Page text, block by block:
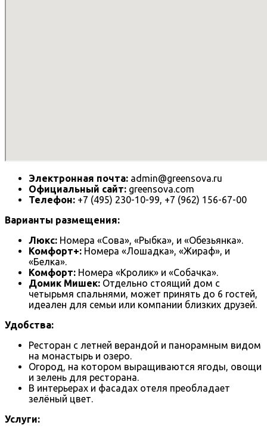
Электронная почта: admin@greensova.ru
Официальный сайт: greensova.com
Телефон: +7 (495) 230-10-99, +7 (962) 156-67-00
Варианты размещения:
Люкс: Номера «Сова», «Рыбка», и «Обезьянка».
Комфорт+: Номера «Лошадка», «Жираф», и
«Белка».
Комфорт: Номера «Кролик» и «Собачка».
Домик Мишек: Отдельно стоящий дом с
четырьмя спальнями, может принять до 6 гостей,
идеален для семьи или компании близких друзей.
Удобства:
Ресторан с летней верандой и панорамным видом
на монастырь и озеро.
Огород, на котором выращиваются ягоды, овощи
и зелень для ресторана.
В интерьерах и фасадах отеля преобладает
зелёный цвет.
Услуги: